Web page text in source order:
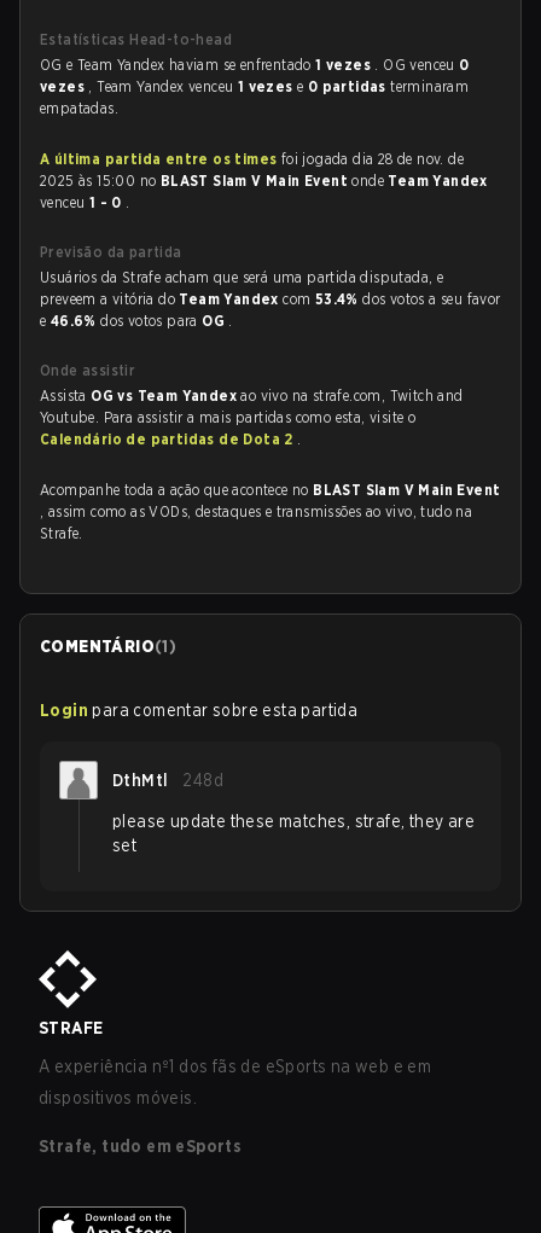
Estatísticas Head-to-head
OG e Team Yandex haviam se enfrentado1 vezes . OG venceu 0
vezes , Team Yandex venceu 1 vezese 0 partidasterminaram
empatadas.
A última partida entre os times foi jogada dia 28 de nov. de
2025 às 15:00 no BLAST Slam V Main Eventonde Team Yandex
venceu 1 - 0 .
Previsão da partida
Usuários da Strafe acham que será uma partida disputada, e
preveem a vitória do Team Yandexcom 53.4%dos votos a seu favor
e 46.6%dos votos para OG .
Onde assistir
Assista OG vs Team Yandexao vivo na strafe.com, Twitch and
Youtube. Para assistir a mais partidas como esta, visite o
Calendário de partidas de Dota 2 .
Acompanhe toda a ação que acontece no BLAST Slam V Main Event
, assim como as VODs, destaques e transmissões ao vivo, tudo na
Strafe.
COMENTÁRIO(1)
Login para comentar sobre esta partida
DthMtl 248d
please update these matches, strafe, they are
set
STRAFE
A experiência nº1 dos fãs de eSports na web e em
dispositivos móveis.
Strafe, tudo em eSports